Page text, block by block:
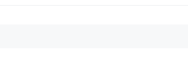
み聞かせ…